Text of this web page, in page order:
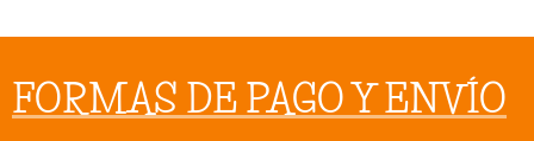
FORMAS DE PAGO Y ENVÍO